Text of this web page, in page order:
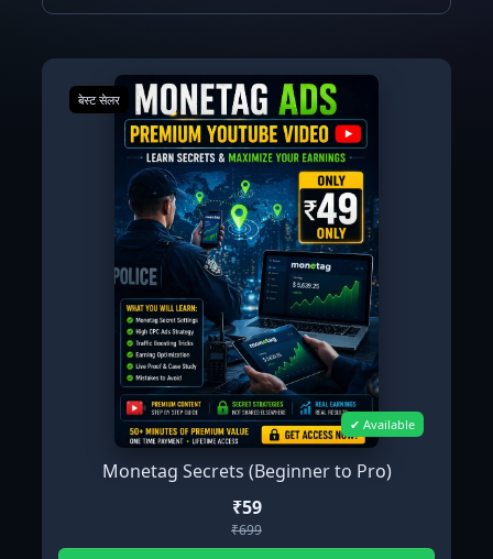
बेस्ट सेलर
✔ Available
Monetag Secrets (Beginner to Pro)
₹59
₹699